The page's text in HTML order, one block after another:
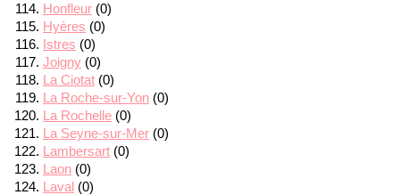
Honfleur (0)
Hyères (0)
Istres (0)
Joigny (0)
La Ciotat (0)
La Roche-sur-Yon (0)
La Rochelle (0)
La Seyne-sur-Mer (0)
Lambersart (0)
Laon (0)
Laval (0)